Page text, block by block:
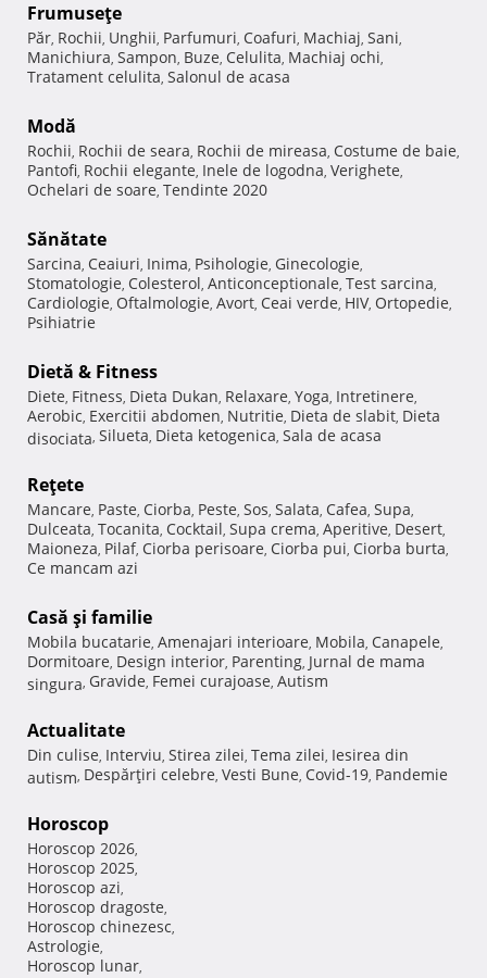
Frumuseţe
Păr, Rochii, Unghii, Parfumuri, Coafuri, Machiaj, Sani,
Manichiura, Sampon, Buze, Celulita, Machiaj ochi,
Tratament celulita, Salonul de acasa
Modă
Rochii, Rochii de seara, Rochii de mireasa, Costume de baie,
Pantofi, Rochii elegante, Inele de logodna, Verighete,
Ochelari de soare, Tendinte 2020
Sănătate
Sarcina, Ceaiuri, Inima, Psihologie, Ginecologie,
Stomatologie, Colesterol, Anticonceptionale, Test sarcina,
Cardiologie, Oftalmologie, Avort, Ceai verde, HIV, Ortopedie,
Psihiatrie
Dietă & Fitness
Diete, Fitness, Dieta Dukan, Relaxare, Yoga, Intretinere,
Aerobic, Exercitii abdomen, Nutritie, Dieta de slabit, Dieta
disociata, Silueta, Dieta ketogenica, Sala de acasa
Reţete
Mancare, Paste, Ciorba, Peste, Sos, Salata, Cafea, Supa,
Dulceata, Tocanita, Cocktail, Supa crema, Aperitive, Desert,
Maioneza, Pilaf, Ciorba perisoare, Ciorba pui, Ciorba burta,
Ce mancam azi
Casă şi familie
Mobila bucatarie, Amenajari interioare, Mobila, Canapele,
Dormitoare, Design interior, Parenting, Jurnal de mama
singura, Gravide, Femei curajoase, Autism
Actualitate
Din culise, Interviu, Stirea zilei, Tema zilei, Iesirea din
autism, Despărţiri celebre, Vesti Bune, Covid-19, Pandemie
Horoscop
Horoscop 2026,
Horoscop 2025,
Horoscop azi,
Horoscop dragoste,
Horoscop chinezesc,
Astrologie,
Horoscop lunar,